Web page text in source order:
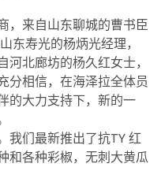
，来自山东聊城的曹书臣
东寿光的杨炳光经理，
北廊坊的杨久红女士，
分相信，在海泽拉全体员
的大力支持下，新的一
我们最新推出了抗TY 红
和各种彩椒，无刺大黄瓜